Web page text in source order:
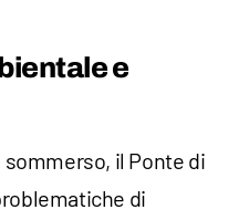
e
il Ponte di
di